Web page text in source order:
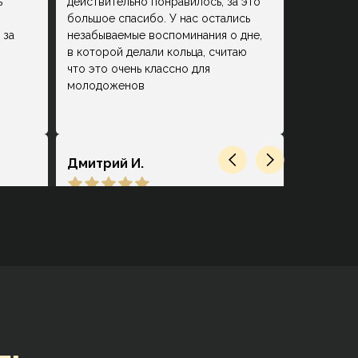
большое спасибо. У нас остались
незабываемые воспоминания о дне,
в которой делали кольца, считаю
что это очень классно для
молодоженов
Дмитрий И.